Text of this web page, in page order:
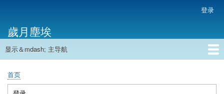
主
内
帐
户
菜
单
登录
歲月塵埃
主
航
显示＆mdash; 主导航
首页
面
首页